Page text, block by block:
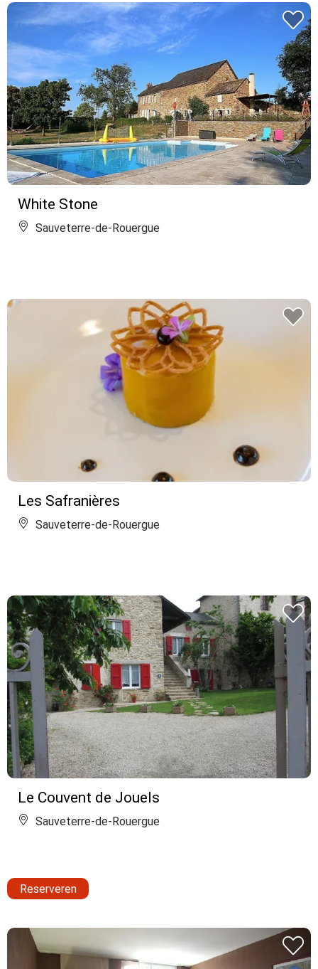
White Stone
Sauveterre-de-Rouergue
Les Safranières
Sauveterre-de-Rouergue
Le Couvent de Jouels
Sauveterre-de-Rouergue
Reserveren